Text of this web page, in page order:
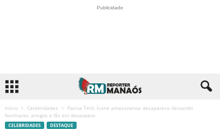
Publicidade
Início Celebridades
Patixa Teló: Ícone amazonense desaparece deixando
familiares, amigos e fãs em desespero
CELEBRIDADES DESTAQUE